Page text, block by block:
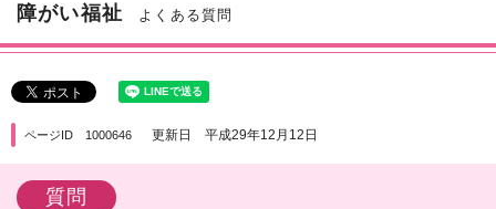
障がい福祉 よくある質問
ページID 1000646 更新日 平成29年12月12日
質問